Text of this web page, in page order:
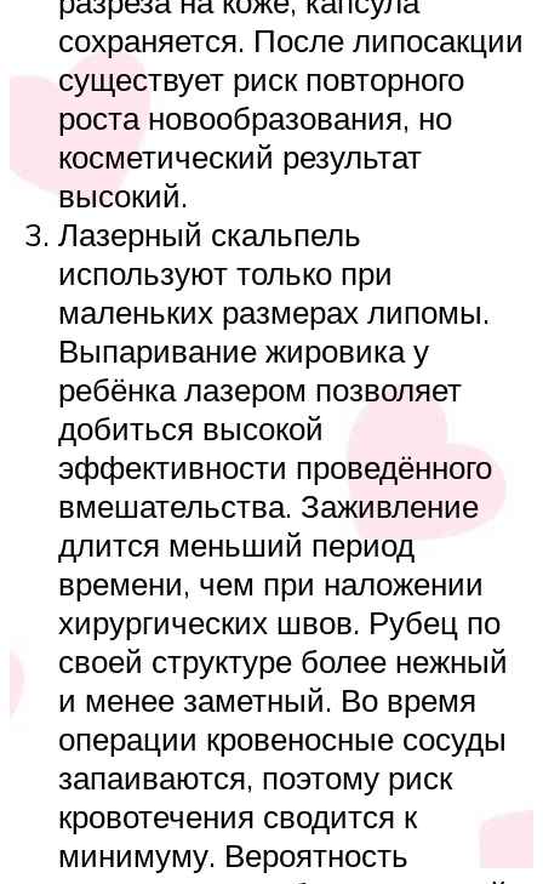
сохраняется. После липосакции
существует риск повторного
роста новообразования, но
косметический результат
высокий.
Лазерный скальпель
используют только при
маленьких размерах липомы.
Выпаривание жировика у
ребёнка лазером позволяет
добиться высокой
эффективности проведённого
вмешательства. Заживление
длится меньший период
времени, чем при наложении
хирургических швов. Рубец по
своей структуре более нежный
и менее заметный. Во время
операции кровеносные сосуды
запаиваются, поэтому риск
кровотечения сводится к
минимуму. Вероятность